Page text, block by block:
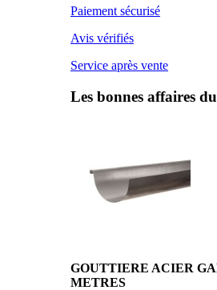
Paiement sécurisé
Avis vérifiés
Service après vente
Les bonnes affaires
GOUTTIERE ACIER
METRES